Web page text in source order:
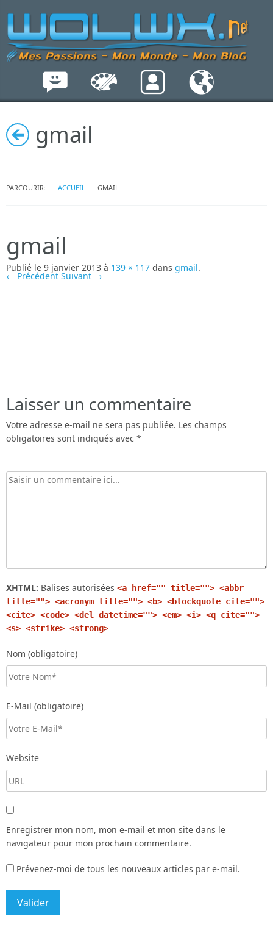
gmail
PARCOURIR: ACCUEIL GMAIL
gmail
Publié le 9 janvier 2013 à 139 × 117 dans gmail.
← Précédent Suivant →
Laisser un commentaire
Votre adresse e-mail ne sera pas publiée. Les champs
obligatoires sont indiqués avec *
XHTML: Balises autorisées <a href="" title=""> <abbr
title=""> <acronym title=""> <b> <blockquote cite="">
<cite> <code> <del datetime=""> <em> <i> <q cite="">
<s> <strike> <strong>
Nom (obligatoire)
E-Mail (obligatoire)
Website
Enregistrer mon nom, mon e-mail et mon site dans le
navigateur pour mon prochain commentaire.
Prévenez-moi de tous les nouveaux articles par e-mail.